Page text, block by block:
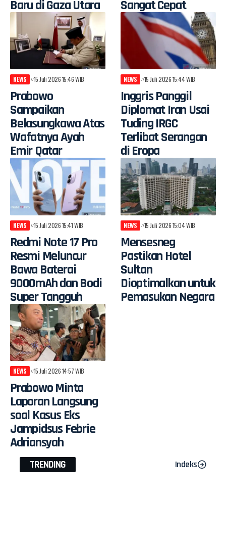
Baru di Gaza Utara
Sangat Cepat
NEWS 15 Juli 2026 15:46 WIB
Prabowo
Sampaikan
Belasungkawa Atas
Wafatnya Ayah
Emir Qatar
NEWS 15 Juli 2026 15:44 WIB
Inggris Panggil
Diplomat Iran Usai
Tuding IRGC
Terlibat Serangan
di Eropa
NEWS 15 Juli 2026 15:41 WIB
Redmi Note 17 Pro
Resmi Meluncur
Bawa Baterai
9000mAh dan Bodi
Super Tangguh
NEWS 15 Juli 2026 15:04 WIB
Mensesneg
Pastikan Hotel
Sultan
Dioptimalkan untuk
Pemasukan Negara
NEWS 15 Juli 2026 14:57 WIB
Prabowo Minta
Laporan Langsung
soal Kasus Eks
Jampidsus Febrie
Adriansyah
TRENDING Indeks